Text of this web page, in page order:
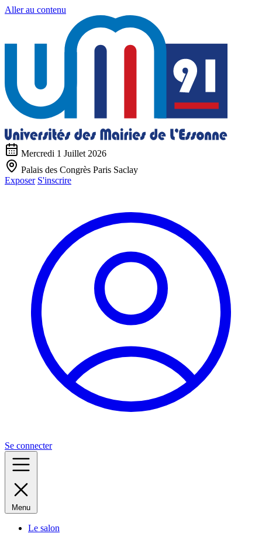
Aller au contenu
Mercredi 1 Juillet 2026
Palais des Congrès Paris Saclay
Exposer S'inscrire
Se connecter
Menu
Le salon